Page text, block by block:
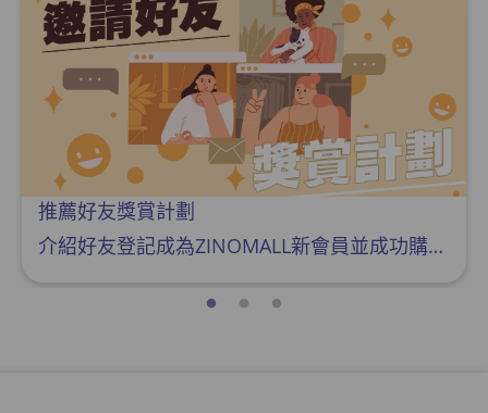
推薦好友獎賞計劃
介紹好友登記成為ZINOMALL新會員並成功購物，您即可獲得$50Mall Dollar現金回贈，你的好友亦可同時獲得$50Mall Dollar現金回贈。 **舊會員必須完成首張訂單才可開通邀請好友獎賞計劃** 1. 舊會員可於 我的帳戶>>>邀請好友獎賞 中找到 好友推薦碼 (紅圈位置) 2. 會員可複製好友推薦碼並透過 Whatsapp / Facebook / Email分享給自己好友。推薦好友次數不限，介紹愈多新朋友，可獲得愈多Mall Dollar現金回贈。 3. 好友